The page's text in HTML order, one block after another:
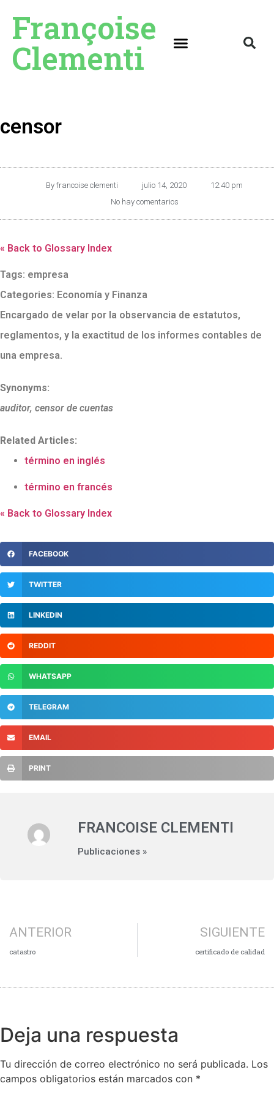
Françoise
Clementi
censor
By francoise clementi julio 14, 2020
12:40 pm
No hay comentarios
« Back to Glossary Index
Tags: empresa
Categories: Economía y Finanza
Encargado de velar por la observancia de estatutos,
reglamentos, y la exactitud de los informes contables de
una empresa.
Synonyms:
auditor, censor de cuentas
Related Articles:
término en inglés
término en francés
« Back to Glossary Index
FACEBOOK
TWITTER
LINKEDIN
REDDIT
WHATSAPP
TELEGRAM
EMAIL
PRINT
FRANCOISE CLEMENTI
Publicaciones »
ANTERIOR
catastro
SIGUIENTE
certificado de calidad
Deja una respuesta
Tu dirección de correo electrónico no será publicada. Los
campos obligatorios están marcados con *